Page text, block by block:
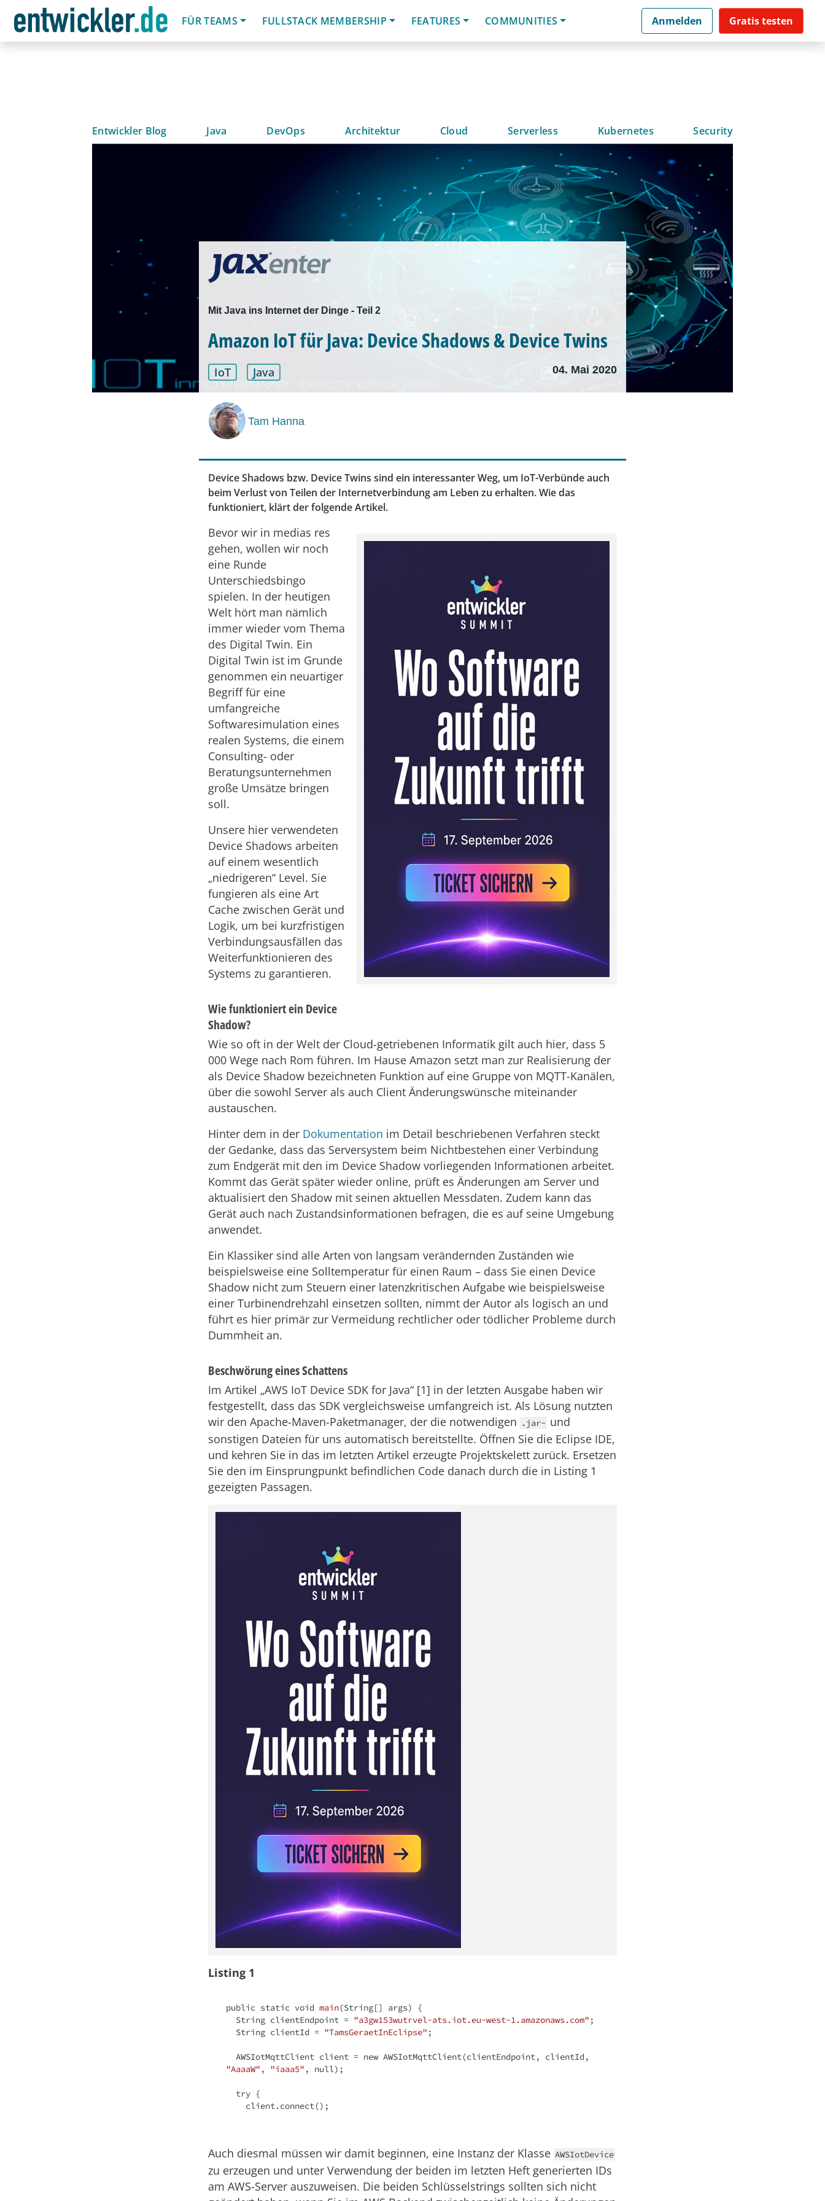
FÜR TEAMS
FULLSTACK MEMBERSHIP FEATURES COMMUNITIES Anmelden Gratis testen
Entwickler Blog Java DevOps Architektur Cloud Serverless Kubernetes Security
Mit Java ins Internet der Dinge - Teil 2
Amazon IoT für Java: Device Shadows & Device Twins
IoT Java 04. Mai 2020
Tam Hanna
Device Shadows bzw. Device Twins sind ein interessanter Weg, um IoT-Verbünde auch
beim Verlust von Teilen der Internetverbindung am Leben zu erhalten. Wie das
funktioniert, klärt der folgende Artikel.
Bevor wir in medias res
gehen, wollen wir noch
eine Runde
Unterschiedsbingo
spielen. In der heutigen
Welt hört man nämlich
immer wieder vom Thema
des Digital Twin. Ein
Digital Twin ist im Grunde
genommen ein neuartiger
Begriff für eine
umfangreiche
Softwaresimulation eines
realen Systems, die einem
Consulting- oder
Beratungsunternehmen
große Umsätze bringen
soll.
Unsere hier verwendeten
Device Shadows arbeiten
auf einem wesentlich
„niedrigeren“ Level. Sie
fungieren als eine Art
Cache zwischen Gerät und
Logik, um bei kurzfristigen
Verbindungsausfällen das
Weiterfunktionieren des
Systems zu garantieren.
Wie funktioniert ein Device
Shadow?
Wie so oft in der Welt der Cloud-getriebenen Informatik gilt auch hier, dass 5
000 Wege nach Rom führen. Im Hause Amazon setzt man zur Realisierung der
als Device Shadow bezeichneten Funktion auf eine Gruppe von MQTT-Kanälen,
über die sowohl Server als auch Client Änderungswünsche miteinander
austauschen.
Hinter dem in der Dokumentation im Detail beschriebenen Verfahren steckt
der Gedanke, dass das Serversystem beim Nichtbestehen einer Verbindung
zum Endgerät mit den im Device Shadow vorliegenden Informationen arbeitet.
Kommt das Gerät später wieder online, prüft es Änderungen am Server und
aktualisiert den Shadow mit seinen aktuellen Messdaten. Zudem kann das
Gerät auch nach Zustandsinformationen befragen, die es auf seine Umgebung
anwendet.
Ein Klassiker sind alle Arten von langsam verändernden Zuständen wie
beispielsweise eine Solltemperatur für einen Raum – dass Sie einen Device
Shadow nicht zum Steuern einer latenzkritischen Aufgabe wie beispielsweise
einer Turbinendrehzahl einsetzen sollten, nimmt der Autor als logisch an und
führt es hier primär zur Vermeidung rechtlicher oder tödlicher Probleme durch
Dummheit an.
Beschwörung eines Schattens
Im Artikel „AWS IoT Device SDK for Java“ [1] in der letzten Ausgabe haben wir
festgestellt, dass das SDK vergleichsweise umfangreich ist. Als Lösung nutzten
wir den Apache-Maven-Paketmanager, der die notwendigen
.jar- und
sonstigen Dateien für uns automatisch bereitstellte. Öffnen Sie die Eclipse IDE,
und kehren Sie in das im letzten Artikel erzeugte Projektskelett zurück. Ersetzen
Sie den im Einsprungpunkt befindlichen Code danach durch die in Listing 1
gezeigten Passagen.
Listing 1
public static void main(String[] args)
{
  String clientEndpoint =
"a3gw153wutrvel-ats.iot.eu-west-1.amazonaws.com" ;
  String clientId =
"TamsGeraetInEclipse" ;
  AWSIotMqttClient client =
new
"AaaaW" , "iaaa5" , null);
try {
Auch diesmal müssen wir damit beginnen, eine Instanz der Klasse AWSIotDevice
zu erzeugen und unter Verwendung der beiden im letzten Heft generierten IDs
am AWS-Server auszuweisen. Die beiden Schlüsselstrings sollten sich nicht